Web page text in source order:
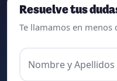
Resuelve tus
Te llamamos en
Nombre y Apellidos